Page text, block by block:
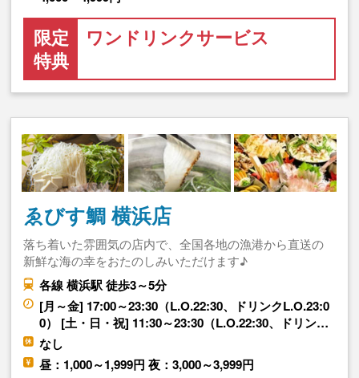
限定
特典
ワンドリンクサービス
ゑびす鯛 横浜店
落ち着いた雰囲気の店内で、全国各地の漁港から直送の
新鮮な海の幸をおたのしみいただけます♪
各線 横浜駅 徒歩3～5分
[月～金] 17:00～23:30（L.O.22:30、ドリンクL.O.23:0
0） [土・日・祝] 11:30～23:30（L.O.22:30、ドリン…
なし
昼：1,000～1,999円 夜：3,000～3,999円